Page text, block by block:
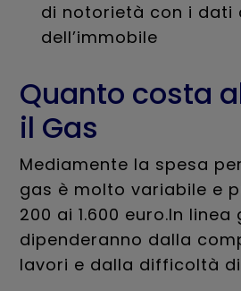
di notorietà con i dati
dell’immobile
Quanto costa
il Gas
Mediamente la spesa
gas è molto variabile e
200 ai 1.600 euro.In
dipenderanno dalla
lavori e dalla difficoltà